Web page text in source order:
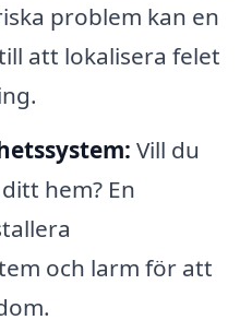
problem kan en
att lokalisera felet
Vill du
hem? En
och larm för att